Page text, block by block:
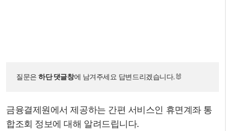
질문은 하단 댓글창에 남겨주세요 답변드리겠습니다.🐰
금융결제원에서 제공하는 간편 서비스인 휴면계좌 통
합조회 정보에 대해 알려드립니다.